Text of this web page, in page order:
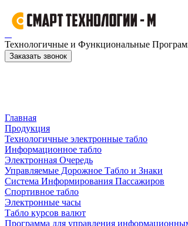
Технологичные и Функциональные
Заказать звонок
Главная
Продукция
Технологичные электронные табло
Информационное табло
Электронная Очередь
Управляемые Дорожное Табло и Знаки
Система Информирования Пассажиров
Спортивное табло
Электронные часы
Табло курсов валют
Программа для управления